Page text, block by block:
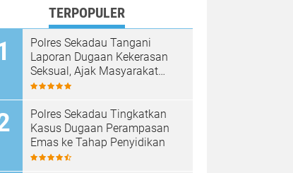
TERPOPULER
Polres Sekadau Tangani
Laporan Dugaan Kekerasan
Seksual, Ajak Masyarakat
Jaga Ruang Digital
Polres Sekadau Tingkatkan
Kasus Dugaan Perampasan
Emas ke Tahap Penyidikan